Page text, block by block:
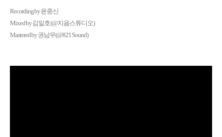
Recording by 윤종신
Mixed by 김일호 (@지음스튜디오)
Mastered by 권남우(@821 Sound)